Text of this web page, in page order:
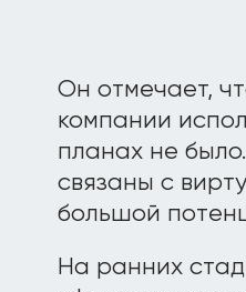
Он отмечает,
компании
планах не
связаны с
большой
На ранних